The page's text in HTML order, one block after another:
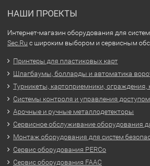
НАШИ ПРОЕКТЫ
Интернет-магазин оборудования для
Sec.Ru с широким выбором и сервисным
Принтеры для пластиковых карт
Шлагбаумы, болларды и автоматика
Турникеты, картоприемники, ограждения,
Системы контроля и управления доступом
Арочные и ручные металлодетекторы
Сервисное обслуживание оборудования
Монтаж оборудования для систем
Сервис оборудования PERCo
Сервис оборудования FAAC